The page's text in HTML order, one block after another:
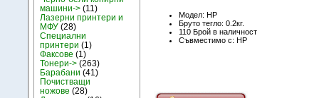
машини-> (11)
Лазерни принтери и
МФУ (28)
Специални
принтери (1)
Факсове (1)
Тонери-> (263)
Барабани (41)
Почистващи
ножове (28)
Модел: HP
Бруто тегло: 0.2кг.
110 Брой в наличност
Съвместимо с: HP